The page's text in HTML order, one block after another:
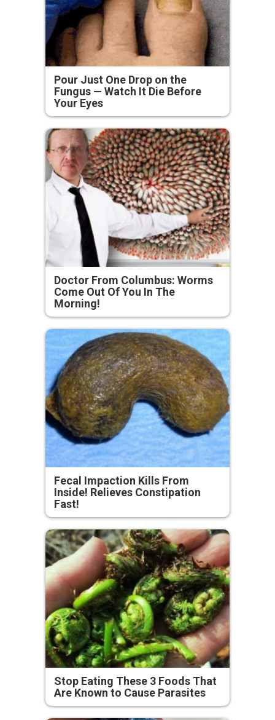
Pour Just One Drop on the
Fungus — Watch It Die Before
Your Eyes
Doctor From Columbus: Worms
Come Out Of You In The
Morning!
Fecal Impaction Kills From
Inside! Relieves Constipation
Fast!
Stop Eating These 3 Foods That
Are Known to Cause Parasites